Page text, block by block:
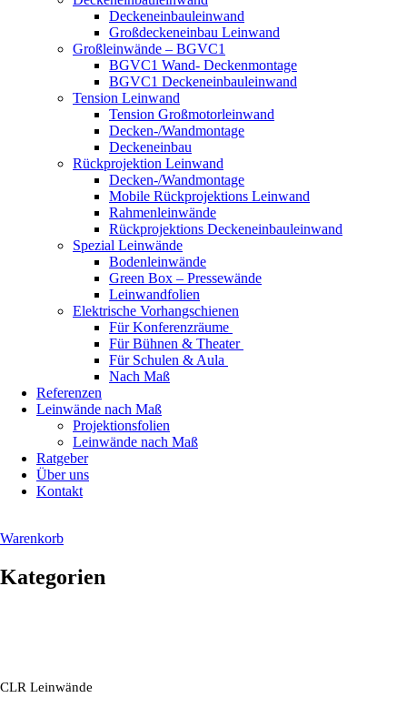
Deckeneinbauleinwand
Großdeckeneinbau Leinwand
Großleinwände – BGVC1
BGVC1 Wand- Deckenmontage
BGVC1 Deckeneinbauleinwand
Tension Leinwand
Tension Großmotorleinwand
Decken-/Wandmontage
Deckeneinbau
Rückprojektion Leinwand
Decken-/Wandmontage
Mobile Rückprojektions Leinwand
Rahmenleinwände
Rückprojektions Deckeneinbauleinwand
Spezial Leinwände
Bodenleinwände
Green Box – Pressewände
Leinwandfolien
Elektrische Vorhangschienen
Für Konferenzräume
Für Bühnen & Theater
Für Schulen & Aula
Nach Maß
Referenzen
Leinwände nach Maß
Projektionsfolien
Leinwände nach Maß
Ratgeber
Über uns
Kontakt
Warenkorb
Kategorien
CLR Leinwände